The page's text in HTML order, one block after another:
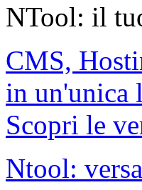
NTool: il
CMS,
in un'unica
Scopri le
Ntool: